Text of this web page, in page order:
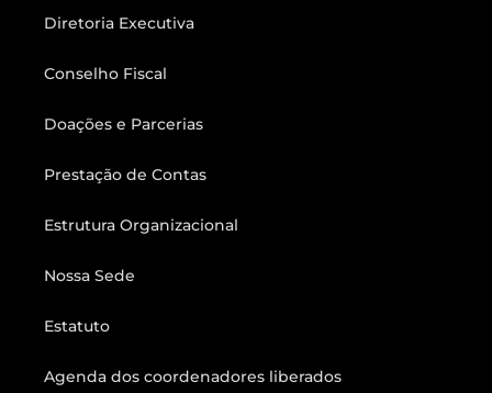
Diretoria Executiva
Conselho Fiscal
Doações e Parcerias
Prestação de Contas
Estrutura Organizacional
Nossa Sede
Estatuto
Agenda dos coordenadores liberados